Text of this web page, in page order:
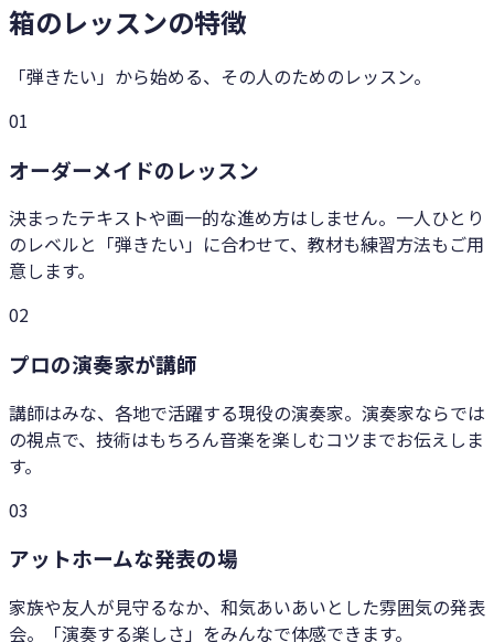
箱のレッスンの特徴
「弾きたい」から始める、その人のためのレッスン。
01
オーダーメイドのレッスン
決まったテキストや画一的な進め方はしません。一人ひとり
のレベルと「弾きたい」に合わせて、教材も練習方法もご用
意します。
02
プロの演奏家が講師
講師はみな、各地で活躍する現役の演奏家。演奏家ならでは
の視点で、技術はもちろん音楽を楽しむコツまでお伝えしま
す。
03
アットホームな発表の場
家族や友人が見守るなか、和気あいあいとした雰囲気の発表
会。「演奏する楽しさ」をみんなで体感できます。